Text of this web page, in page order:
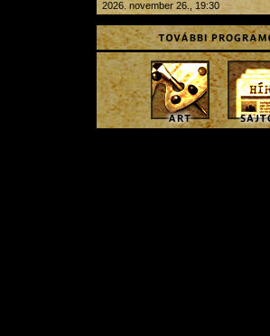
2026. november 26., 19:30